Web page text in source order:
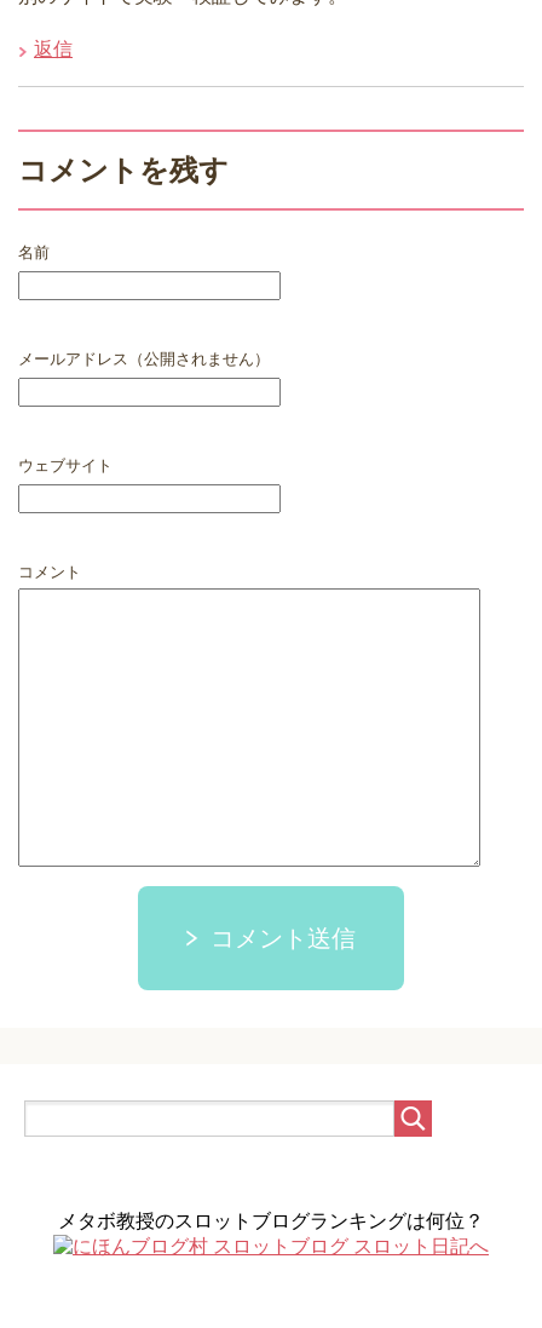
返信
コメントを残す
名前
メールアドレス（公開されません）
ウェブサイト
コメント
コメント送信
メタボ教授のスロットブログランキングは何位？